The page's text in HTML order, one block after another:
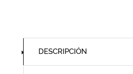
DESCRIPCIÓN